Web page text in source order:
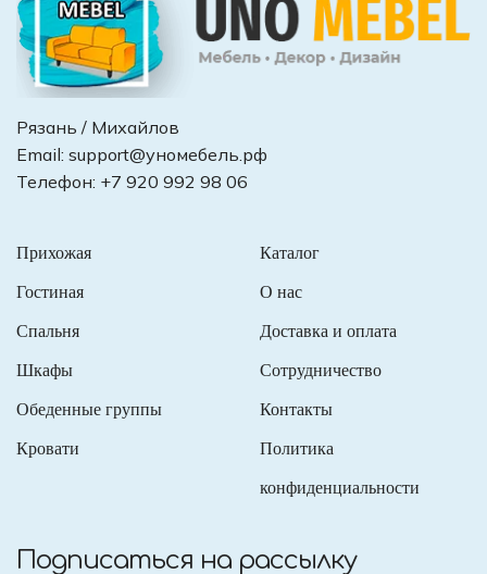
Рязань / Михайлов
Email: support@уномебель.рф
Телефон: +7 920 992 98 06
Прихожая
Гостиная
Спальня
Шкафы
Обеденные группы
Кровати
Каталог
О нас
Доставка и оплата
Сотрудничество
Контакты
Политика
конфиденциальности
Подписаться на рассылку